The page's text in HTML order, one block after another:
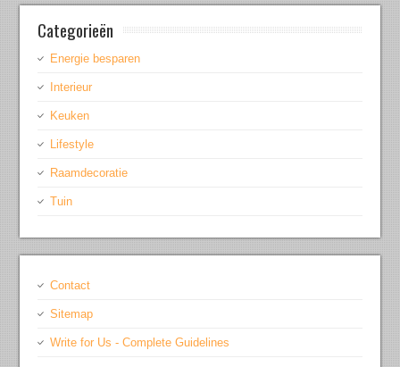
Categorieën
Energie besparen
Interieur
Keuken
Lifestyle
Raamdecoratie
Tuin
Contact
Sitemap
Write for Us - Complete Guidelines